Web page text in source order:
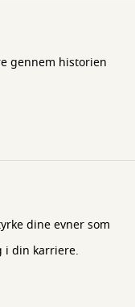
gennem historien
dine evner som
i din karriere.